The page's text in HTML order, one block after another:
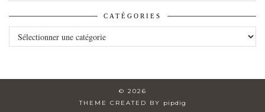
CATÉGORIES
CATÉGORIES
© 2026
THEME CREATED BY
pipdig